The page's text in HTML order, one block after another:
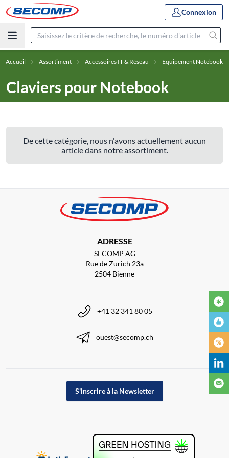
Connexion
Accueil Assortiment Accessoires IT & Réseau Equipement Notebook
Claviers pour Notebook
De cette catégorie, nous n'avons actuellement aucun
article dans notre assortiment.
ADRESSE
SECOMP AG
Rue de Zurich 23a
2504 Bienne
+41 32 341 80 05
ouest@secomp.ch
S'inscrire à la Newsletter